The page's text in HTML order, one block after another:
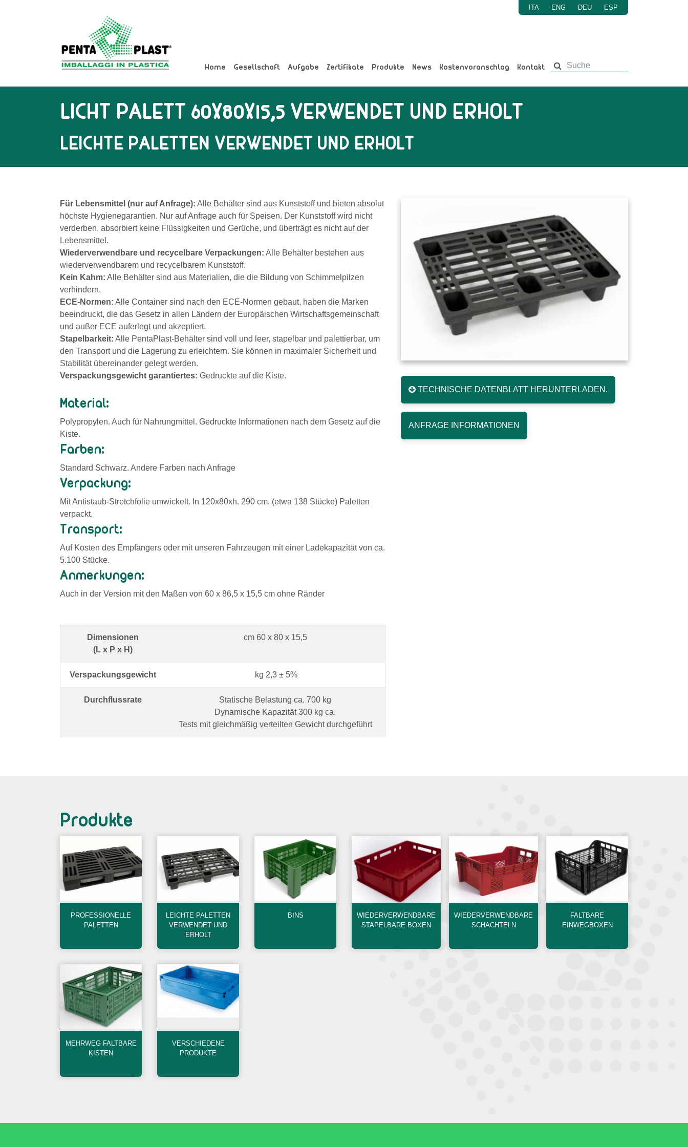
ITA ENG DEU ESP
Home Gesellschaft Aufgabe Zertifikate Produkte News Kostenvoranschlag Kontakt
LICHT PALETT 60X80X15,5 VERWENDET UND ERHOLT
LEICHTE PALETTEN VERWENDET UND ERHOLT
TECHNISCHE DATENBLATT HERUNTERLADEN.
ANFRAGE INFORMATIONEN
Für Lebensmittel (nur auf Anfrage): Alle Behälter sind aus Kunststoff und bieten absolut
höchste Hygienegarantien. N ur auf Anfrage auch für Speisen. Der Kunststoff wird nicht
verderben, absorbiert keine Flüssigkeiten und Gerüche, und überträgt es nicht auf der
Lebensmittel.
Wiederverwendbare und recycelbare Verpackungen: Alle Behälter bestehen aus
wiederverwendbarem und recycelbarem Kunststoff.
Kein Kahm: Alle Behälter sind aus Materialien, die die Bildung von Schimmelpilzen
verhindern.
ECE-Normen: Alle Container sind nach den ECE-Normen gebaut, haben die Marken
beeindruckt, die das Gesetz in allen Ländern der Europäischen Wirtschaftsgemeinschaft
und außer ECE auferlegt und akzeptiert.
Stapelbarkeit: Alle PentaPlast-Behälter sind voll und leer, stapelbar und palettierbar, um
den Transport und die Lagerung zu erleichtern. Sie können in maximaler Sicherheit und
Stabilität übereinander gelegt werden.
Verspackungsgewicht garantiertes: Gedruckte auf die Kiste.
Material:
Polypropylen. Auch für Nahrungmittel. Gedruckte Informationen nach dem Gesetz auf die
Kiste.
Farben:
Standard Schwarz. Andere Farben nach Anfrage
Verpackung:
Mit Antistaub-Stretchfolie umwickelt. In 120x80xh. 290 cm. (etwa 138 Stücke) Paletten
verpackt.
Transport:
Auf Kosten des Empfängers oder mit unseren Fahrzeugen mit einer Ladekapazität von ca.
5.100 Stücke.
Anmerkungen:
Auch in der Version mit den Maßen von 60 x 86,5 x 15,5 cm ohne Ränder
Dimensionen
(L x P x H)
cm 60 x 80 x 15,5
Verspackungsgewicht kg 2,3 ± 5%
Durchflussrate
Statische Belastung ca. 700 kg
Dynamische Kapazität 300 kg ca.
Tests mit gleichmäßig verteilten Gewicht durchgeführt
Produkte
PROFESSIONELLE
PALETTEN
LEICHTE PALETTEN
VERWENDET UND
ERHOLT
BINS
WIEDERVERWENDBARE
STAPELBARE BOXEN
WIEDERVERWENDBARE
SCHACHTELN
FALTBARE
EINWEGBOXEN
MEHRWEG FALTBARE
KISTEN
VERSCHIEDENE
PRODUKTE